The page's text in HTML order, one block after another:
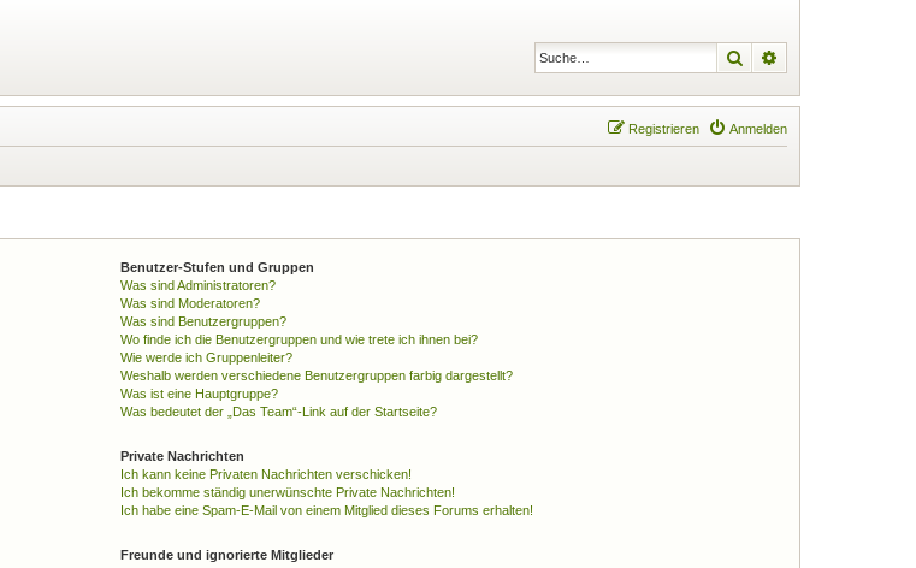
Suche
Anmelden
Registrieren
Benutzer-Stufen und Gruppen
Was sind Administratoren?
Was sind Moderatoren?
Was sind Benutzergruppen?
Wo finde ich die Benutzergruppen und wie trete ich ihnen bei?
Wie werde ich Gruppenleiter?
Weshalb werden verschiedene Benutzergruppen farbig dargestellt?
Was ist eine Hauptgruppe?
Was bedeutet der „Das Team“-Link auf der Startseite?
Private Nachrichten
Ich kann keine Privaten Nachrichten verschicken!
Ich bekomme ständig unerwünschte Private Nachrichten!
Ich habe eine Spam-E-Mail von einem Mitglied dieses Forums erhalten!
Freunde und ignorierte Mitglieder